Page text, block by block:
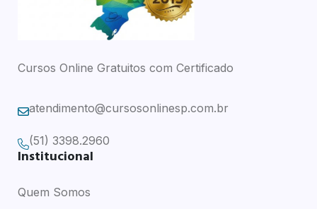
Cursos Online Gratuitos com Certificado
atendimento@cursosonlinesp.com.br
(51) 3398.2960
Institucional
Quem Somos